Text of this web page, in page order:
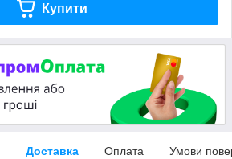
Купити
Доставка Оплата Умови